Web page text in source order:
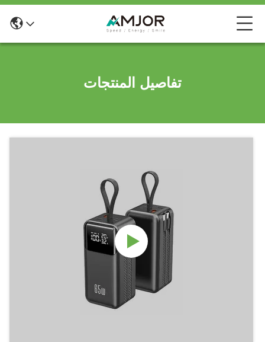
تفاصيل المنتجات